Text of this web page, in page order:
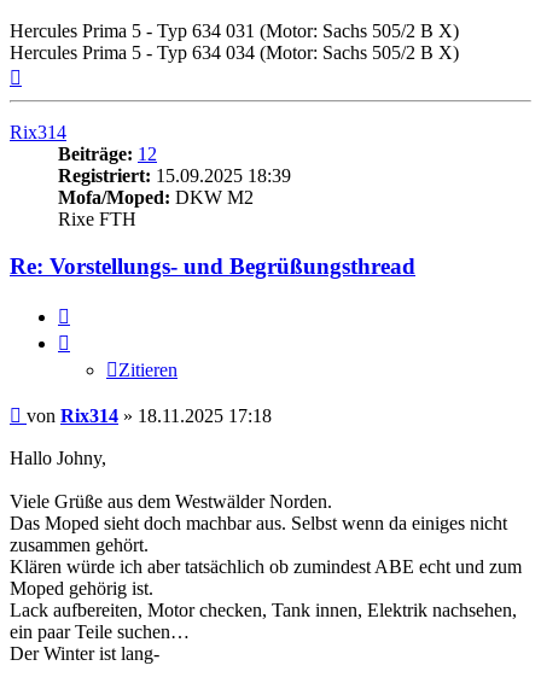
Hercules Prima 5 - Typ 634 031 (Motor: Sachs 505/2 B X)
Hercules Prima 5 - Typ 634 034 (Motor: Sachs 505/2 B X)
Rix314
Beiträge: 12
Registriert: 15.09.2025 18:39
Mofa/Moped: DKW M2
Rixe FTH
Re: Vorstellungs- und Begrüßungsthread
Zitieren
Beitrag
von Rix314 » 18.11.2025 17:18
Hallo Johny,
Viele Grüße aus dem Westwälder Norden.
Das Moped sieht doch machbar aus. Selbst wenn da einiges nicht
zusammen gehört.
Klären würde ich aber tatsächlich ob zumindest ABE echt und zum
Moped gehörig ist.
Lack aufbereiten, Motor checken, Tank innen, Elektrik nachsehen,
ein paar Teile suchen…
Der Winter ist lang-